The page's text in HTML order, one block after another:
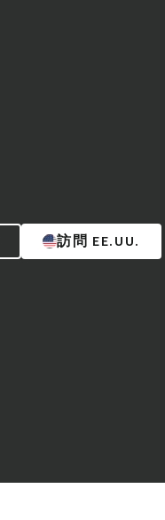
訪問 EE.UU.